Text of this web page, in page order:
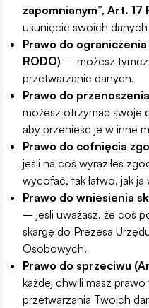
zapomnianym”, Art. 17
usunięcie swoich
Prawo do
RODO) – możesz
przetwarzanie danych.
Prawo do
możesz otrzymać swoje
aby przenieść je w inne
Prawo do cofnięcia
jeśli na coś wyraziłeś
wycofać, tak łatwo, jak ją
Prawo do wniesienia
– jeśli uważasz, że coś
skargę do Prezesa
Osobowych.
Prawo do sprzeciwu
każdej chwili masz
przetwarzania Twoich